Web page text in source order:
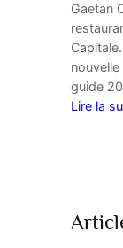
Gaetan
guide
Lire la